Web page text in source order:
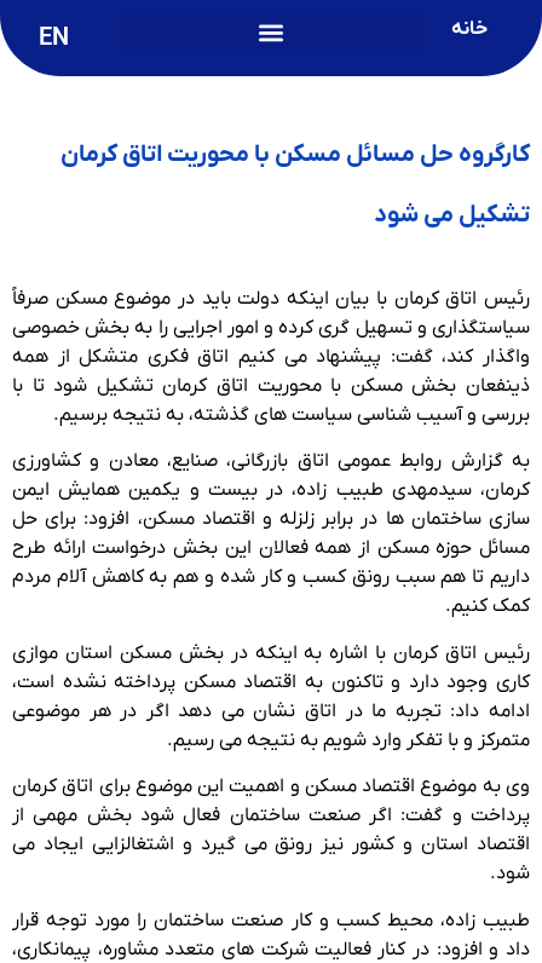
خانه EN
کارگروه حل مسائل مسکن با محوریت اتاق کرمان
تشکیل می شود
رئیس اتاق کرمان با بیان اینکه دولت باید در موضوع مسکن صرفاً
سیاستگذاری و تسهیل گری کرده و امور اجرایی را به بخش خصوصی
واگذار کند، گفت: پیشنهاد می کنیم اتاق فکری متشکل از همه
ذینفعان بخش مسکن با محوریت اتاق کرمان تشکیل شود تا با
بررسی و آسیب شناسی سیاست های گذشته، به نتیجه برسیم.
به گزارش روابط عمومی اتاق بازرگانی، صنایع، معادن و کشاورزی
کرمان، سیدمهدی طبیب زاده، در بیست و یکمین همایش ایمن
سازی ساختمان ها در برابر زلزله و اقتصاد مسکن، افزود: برای حل
مسائل حوزه مسکن از همه فعالان این بخش درخواست ارائه طرح
داریم تا هم سبب رونق کسب و کار شده و هم به کاهش آلام مردم
کمک کنیم.
رئیس اتاق کرمان با اشاره به اینکه در بخش مسکن استان موازی
کاری وجود دارد و تاکنون به اقتصاد مسکن پرداخته نشده است،
ادامه داد: تجربه ما در اتاق نشان می دهد اگر در هر موضوعی
متمرکز و با تفکر وارد شویم به نتیجه می رسیم.
وی به موضوع اقتصاد مسکن و اهمیت این موضوع برای اتاق کرمان
پرداخت و گفت: اگر صنعت ساختمان فعال شود بخش مهمی از
اقتصاد استان و کشور نیز رونق می گیرد و اشتغالزایی ایجاد می
شود.
طبیب زاده، محیط کسب و کار صنعت ساختمان را مورد توجه قرار
داد و افزود: در کنار فعالیت شرکت های متعدد مشاوره، پیمانکاری،